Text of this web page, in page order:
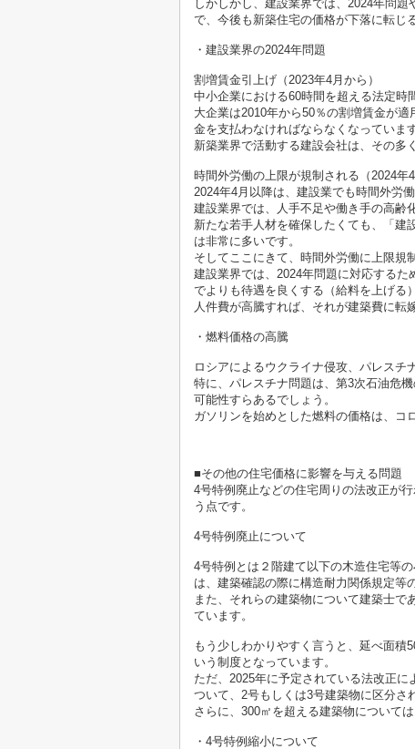
しかしかし、建設業界では、2024年問
で、今後も新築住宅の価格が下落に転じ
・建設業界の2024年問題
割増賃金引上げ（2023年4月から）
中小企業における60時間を超える法定時
大企業は2010年から50％の割増賃金が
金を支払わなければならなくなっています
新築業界で活動する建設会社は、その多
時間外労働の上限が規制される（2024年4
2024年4月以降は、建設業でも時間外労
建設業界では、人手不足や働き手の高齢
新たな若手人材を確保したくても、「
は非常に多いです。
そしてここにきて、時間外労働に上限規
建設業界では、2024年問題に対応する
でよりも待遇を良くする（給料を上げる
人件費が高騰すれば、それが建築費に転
・燃料価格の高騰
ロシアによるウクライナ侵攻、パレスチ
特に、パレスチナ問題は、第3次石油危
可能性すらあるでしょう。
ガソリンを始めとした燃料の価格は、コ
■その他の住宅価格に影響を与える問題
4号特例廃止などの住宅周りの法改正が
う点です。
4号特例廃止について
4号特例とは２階建て以下の木造住宅等
は、建築確認の際に構造耐力関係規定等
また、それらの建築物について建築士で
ています。
もう少しわかりやすく言うと、延べ面積
いう制度となっています。
ただ、2025年に予定されている法改正
ついて、2号もしくは3号建築物に区分さ
さらに、300㎡を超える建築物について
・4号特例縮小について